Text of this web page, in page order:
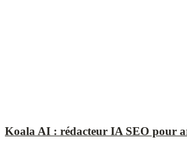
Koala AI : rédacteur IA SEO pour